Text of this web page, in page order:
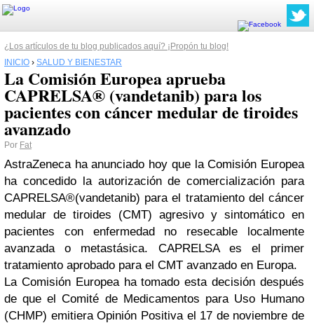
¿Los artículos de tu blog publicados aquí? ¡Propón tu blog!
INICIO › SALUD Y BIENESTAR
La Comisión Europea aprueba
CAPRELSA® (vandetanib) para los
pacientes con cáncer medular de tiroides
avanzado
Por Fat
AstraZeneca ha anunciado hoy que la Comisión Europea
ha concedido la autorización de comercialización para
CAPRELSA®(vandetanib) para el tratamiento del cáncer
medular de tiroides (CMT) agresivo y sintomático en
pacientes con enfermedad no resecable localmente
avanzada o metastásica. CAPRELSA es el primer
tratamiento aprobado para el CMT avanzado en Europa.
La Comisión Europea ha tomado esta decisión después
de que el Comité de Medicamentos para Uso Humano
(CHMP) emitiera Opinión Positiva el 17 de noviembre de